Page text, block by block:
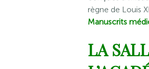
règne de Louis
Manuscrits
LA